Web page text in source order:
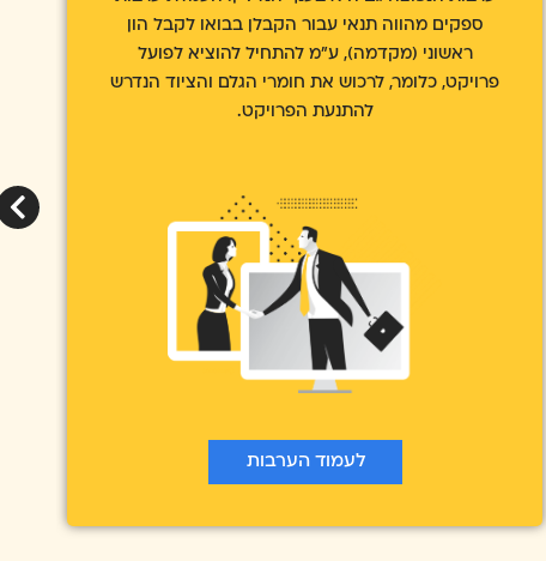
להעמיד ערבות כתנאי להתמודדות על קבלת
הפרויקט. ערבות זו מקובלת מאד בענף הנדל"ן.
לעמוד הערבות